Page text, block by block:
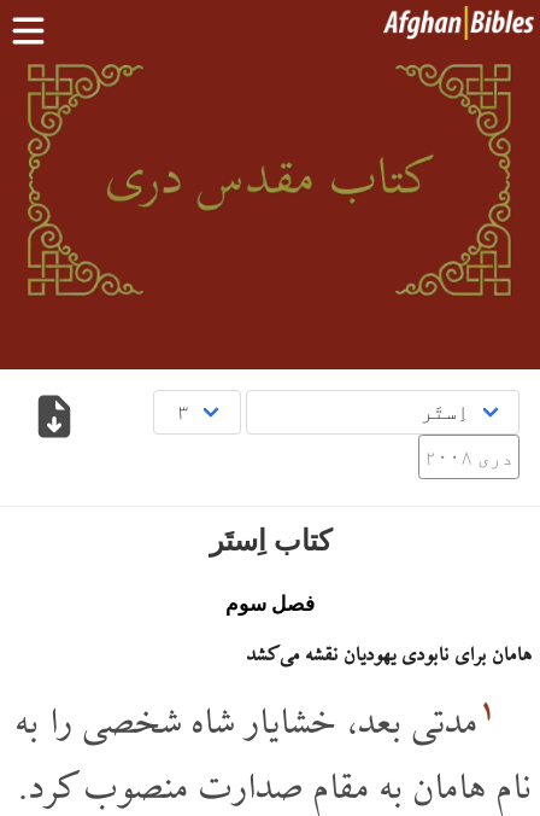
کور پاڼه
سپیڅلی کتاب په پښتو ژبه
نور:
د مبایل اپلېکېشنونو
پوښتنې
دری ۲۰۰۸
کتاب اِستَر
فصل سوم
هامان برای نابودی یهودیان نقشه می کشد
۱مدتی بعد، خشایار شاه شخصی را به
نام هامان به مقام صدارت منصوب کرد.